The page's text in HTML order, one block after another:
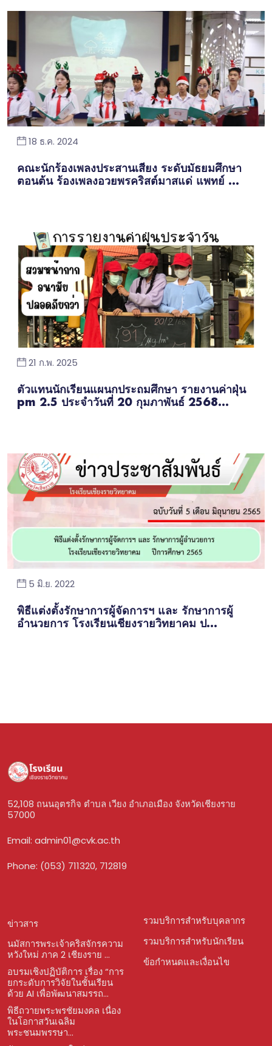
18 ธ.ค. 2024
คณะนักร้องเพลงประสานเสียง ระดับมัธยมศึกษา
ตอนต้น ร้องเพลงอวยพรคริสต์มาสแด่ แพทย์ ...
21 ก.พ. 2025
ตัวแทนนักเรียนแผนกประถมศึกษา รายงานค่าฝุ่น
pm 2.5 ประจำวันที่ 20 กุมภาพันธ์ 2568...
5 มิ.ย. 2022
พิธีแต่งตั้งรักษาการผู้จัดการฯ และ รักษาการผู้
อำนวยการ โรงเรียนเชียงรายวิทยาคม ป...
52,108 ถนนอุตรกิจ ตำบล เวียง อำเภอเมือง จังหวัดเชียงราย
57000
Email: admin01@cvk.ac.th
Phone: (053) 711320, 712819
ข่าวสาร
นมัสการพระเจ้าคริสจักรความ
หวังใหม่ ภาค 2 เชียงราย ...
อบรมเชิงปฏิบัติการ เรื่อง “การ
ยกระดับการวิจัยในชั้นเรียน
ด้วย AI เพื่อพัฒนาสมรรถ...
พิธีถวายพระพรชัยมงคล เนื่อง
ในโอกาสวันเฉลิม
พระชนมพรรษา...
รวมบริการสำหรับบุคลากร
รวมบริการสำหรับนักเรียน
ข้อกำหนดและเงื่อนไข